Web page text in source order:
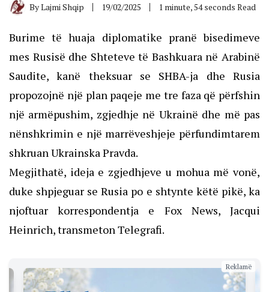
ByLajmi Shqip 19/02/2025 1 minute, 54 seconds Read
Burime të huaja diplomatike pranë bisedimeve
mes Rusisë dhe Shteteve të Bashkuara në Arabinë
Saudite, kanë theksuar se SHBA-ja dhe Rusia
propozojnë një plan paqeje me tre faza që përfshin
një armëpushim, zgjedhje në Ukrainë dhe më pas
nënshkrimin e një marrëveshjeje përfundimtarem
shkruan Ukrainska Pravda.
Megjithatë, ideja e zgjedhjeve u mohua më vonë,
duke shpjeguar se Rusia po e shtynte këtë pikë, ka
njoftuar korrespondentja e Fox News, Jacqui
Heinrich, transmeton Telegrafi.
Reklamë